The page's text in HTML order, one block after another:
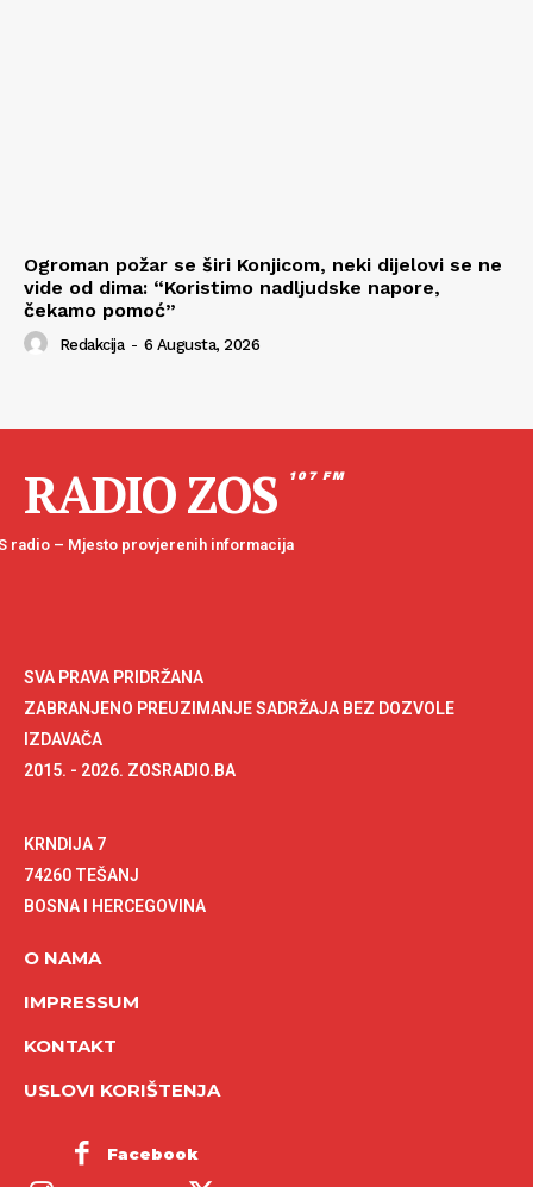
Ogroman požar se širi Konjicom, neki dijelovi se ne
vide od dima: “Koristimo nadljudske napore,
čekamo pomoć”
Redakcija - 6 Augusta, 2026
RADIO ZOS 107 FM
radio – Mjesto provjerenih informacija
SVA PRAVA PRIDRŽANA
ZABRANJENO PREUZIMANJE SADRŽAJA BEZ DOZVOLE
IZDAVAČA
2015. - 2026. ZOSRADIO.BA
KRNDIJA 7
74260 TEŠANJ
BOSNA I HERCEGOVINA
O NAMA
IMPRESSUM
KONTAKT
USLOVI KORIŠTENJA
Facebook